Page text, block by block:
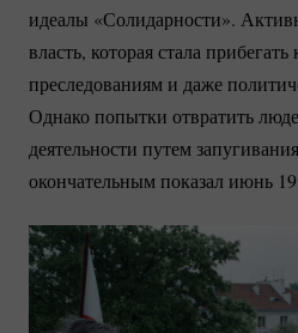
идеалы «Солидарности».
власть, которая стала прибегать
преследованиям и даже
Однако попытки отвратить
деятельности путем
окончательным показал июнь